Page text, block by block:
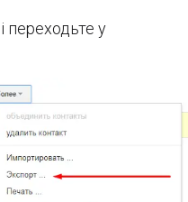
переходьте у